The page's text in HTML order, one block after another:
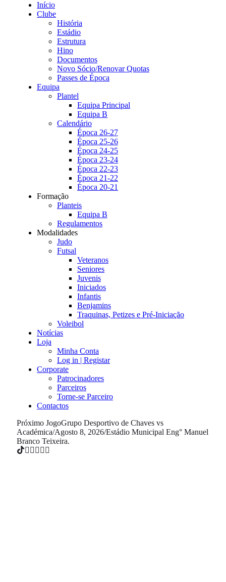
Início
Clube
História
Estádio
Estrutura
Hino
Documentos
Novo Sócio/Renovar Quotas
Passes de Época
Equipa
Plantel
Equipa Principal
Equipa B
Calendário
Época 26-27
Época 25-26
Época 24-25
Época 23-24
Época 22-23
Época 21-22
Época 20-21
Formação
Planteis
Equipa B
Regulamentos
Modalidades
Judo
Futsal
Veteranos
Seniores
Juvenis
Iniciados
Infantis
Benjamins
Traquinas, Petizes e Pré-Iniciação
Voleibol
Notícias
Loja
Minha Conta
Log in | Registar
Corporate
Patrocinadores
Parceiros
Torne-se Parceiro
Contactos
Próximo JogoGrupo Desportivo de Chaves vs
Académica/Agosto 8, 2026/Estádio Municipal Eng° Manuel
Branco Teixeira.